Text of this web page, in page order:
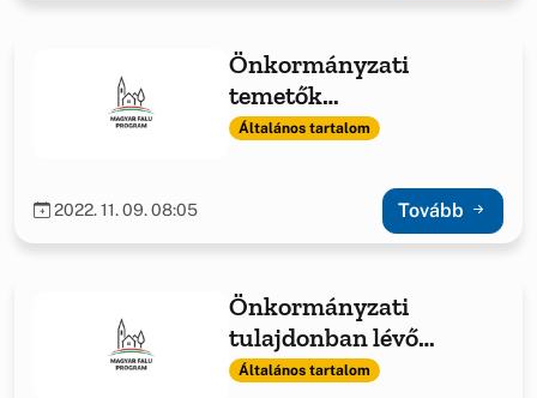
Önkormányzati
temetők
infrastrukturális
Általános tartalom
2022. 11. 09. 08:05 Tovább
Önkormányzati
tulajdonban lévő
ingatlanok fejlesztése
Általános tartalom